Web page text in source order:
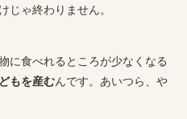
じゃ終わりません。
に食べれるところが少なくなる
もを産むんです。あいつら、や